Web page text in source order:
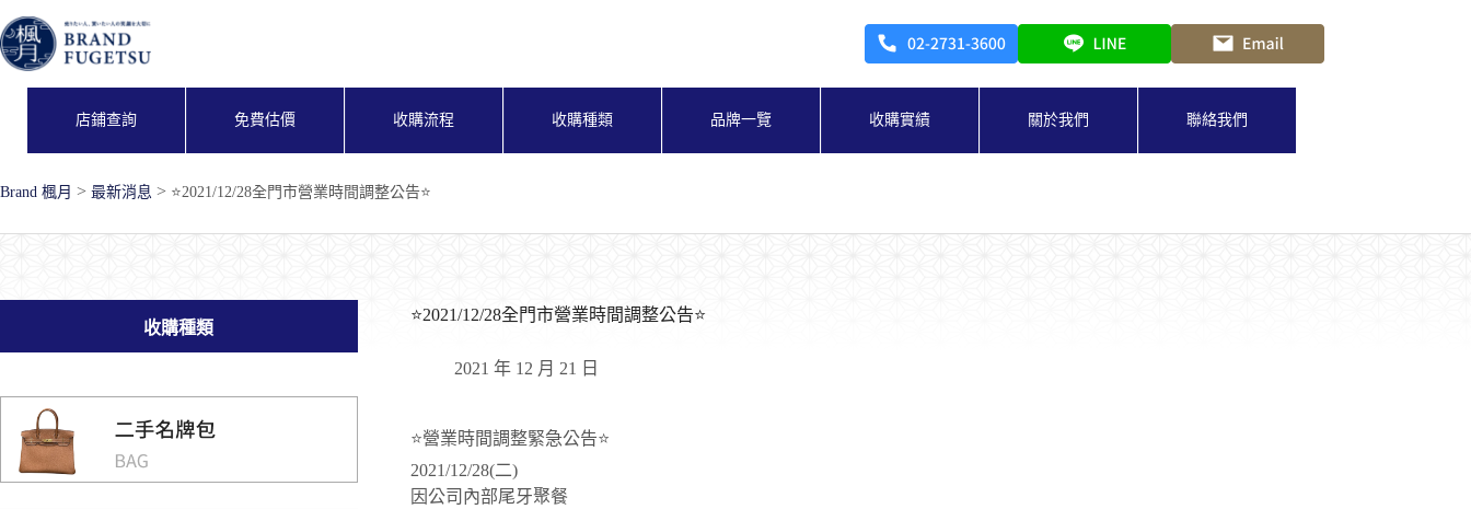
至
主
店鋪查詢 免費估價 收購流程 收購種類 品牌一覽 收購實績 關於我們 聯絡我們
Brand 楓月 > 最新消息 > ⭐2021/12/28全門市營業時間調整公告⭐
⭐2021/12/28全門市營業時間調整公告⭐
2021 年 12 月 21 日
⭐營業時間調整緊急公告⭐
2021/12/28(二)
因公司內部尾牙聚餐
收購種類